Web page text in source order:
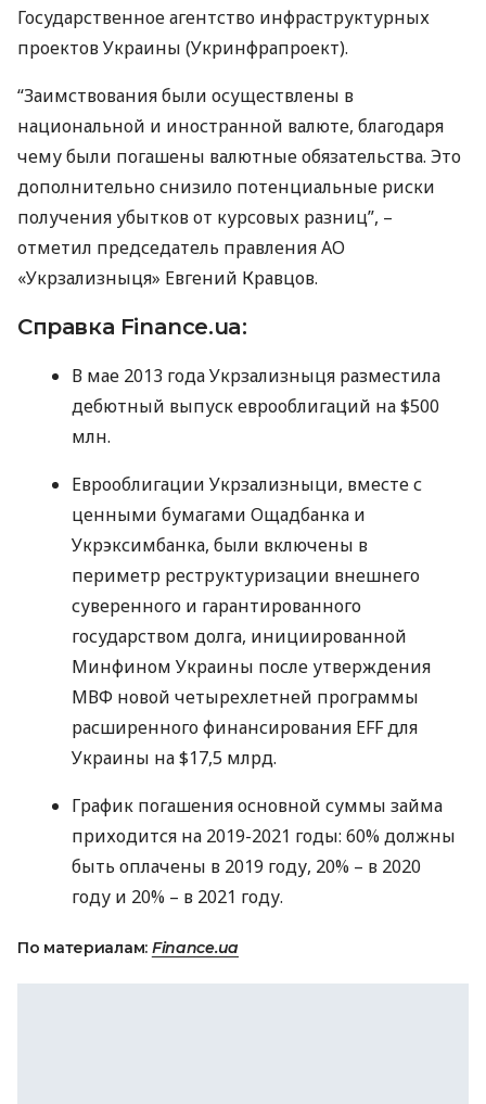
Государственное агентство инфраструктурных
проектов Украины (Укринфрапроект).
“Заимствования были осуществлены в
национальной и иностранной валюте, благодаря
чему были погашены валютные обязательства. Это
дополнительно снизило потенциальные риски
получения убытков от курсовых разниц”, –
отметил председатель правления АО
«Укрзализныця» Евгений Кравцов.
Справка Finance.ua:
В мае 2013 года Укрзализныця разместила
дебютный выпуск еврооблигаций на $500
млн.
Еврооблигации Укрзализныци, вместе с
ценными бумагами Ощадбанка и
Укрэксимбанка, были включены в
периметр реструктуризации внешнего
суверенного и гарантированного
государством долга, инициированной
Минфином Украины после утверждения
МВФ новой четырехлетней программы
расширенного финансирования EFFдля
Украины на $17,5 млрд.
График погашения основной суммы займа
приходится на 2019-2021 годы: 60% должны
быть оплачены в 2019 году, 20% – в 2020
году и 20% – в 2021 году.
По материалам: Finance.ua